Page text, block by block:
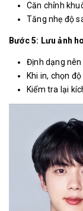
Căn chỉnh
Tăng nhẹ độ
Bước 5: Lưu ảnh
Định dạng nên
Khi in, chọn
Kiểm tra lại